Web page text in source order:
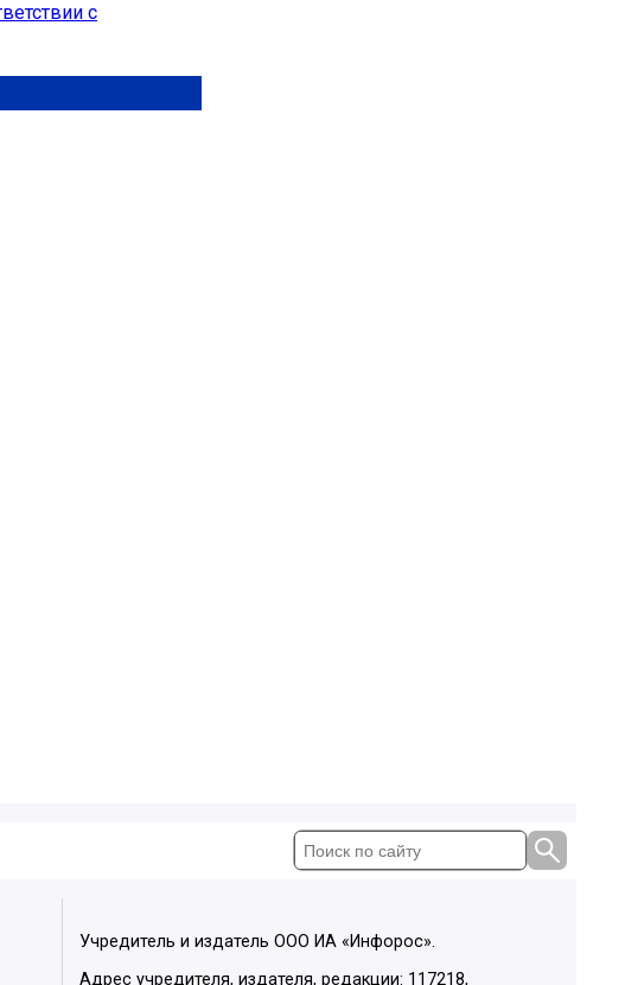
с
Учредитель и издатель ООО ИА «Инфорос».
Адрес учредителя, издателя, редакции: 117218,